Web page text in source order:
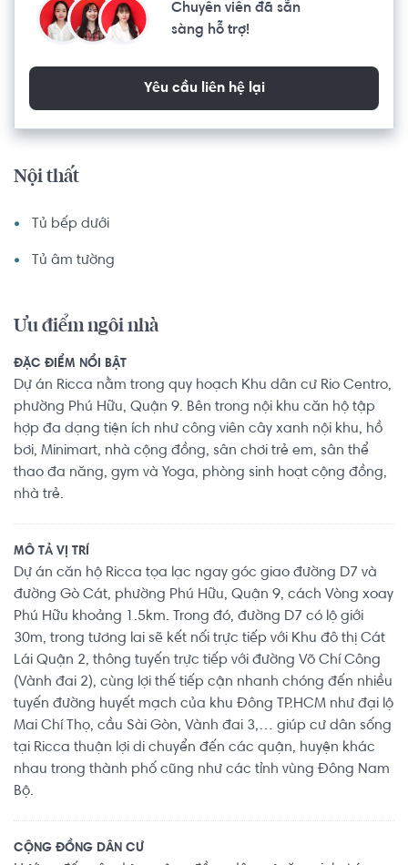
Chuyên viên đã sẵn
sàng hỗ trợ!
Yêu cầu liên hệ lại
Nội thất
Tủ bếp dưới
Tủ âm tường
Ưu điểm ngôi nhà
ĐẶC ĐIỂM NỔI BẬT
Dự án Ricca nằm trong quy hoạch Khu dân cư Rio Centro,
phường Phú Hữu, Quận 9. Bên trong nội khu căn hộ tập
hợp đa dạng tiện ích như công viên cây xanh nội khu, hồ
bơi, Minimart, nhà cộng đồng, sân chơi trẻ em, sân thể
thao đa năng, gym và Yoga, phòng sinh hoạt cộng đồng,
nhà trẻ.
MÔ TẢ VỊ TRÍ
Dự án căn hộ Ricca tọa lạc ngay góc giao đường D7 và
đường Gò Cát, phường Phú Hữu, Quận 9, cách Vòng xoay
Phú Hữu khoảng 1.5km. Trong đó, đường D7 có lộ giới
30m, trong tương lai sẽ kết nối trực tiếp với Khu đô thị Cát
Lái Quận 2, thông tuyến trực tiếp với đường Võ Chí Công
(Vành đai 2), cùng lợi thế tiếp cận nhanh chóng đến nhiều
tuyến đường huyết mạch của khu Đông TP.HCM như đại lộ
Mai Chí Thọ, cầu Sài Gòn, Vành đai 3,… giúp cư dân sống
tại Ricca thuận lợi di chuyển đến các quận, huyện khác
nhau trong thành phố cũng như các tỉnh vùng Đông Nam
Bộ.
CỘNG ĐỒNG DÂN CƯ